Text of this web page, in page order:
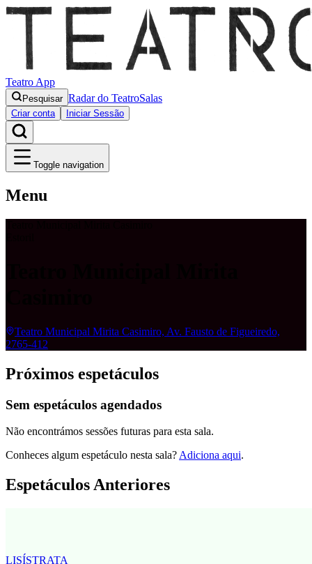
Teatro App
Pesquisar Radar do TeatroSalas
Criar conta Iniciar Sessão
Toggle navigation
Menu
Teatro Municipal Mirita Casimiro, Av. Fausto de Figueiredo,
2765-412
Próximos espetáculos
Sem espetáculos agendados
Não encontrámos sessões futuras para esta sala.
Conheces algum espetáculo nesta sala? Adiciona aqui.
Espetáculos Anteriores
LISÍSTRATA